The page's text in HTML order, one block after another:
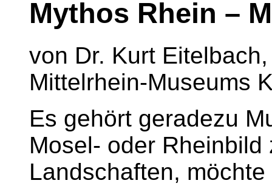
Mythos Rhein –
von Dr. Kurt
Mittelrhein-Museums
Es gehört geradezu
Mosel- oder
Landschaften, möchte